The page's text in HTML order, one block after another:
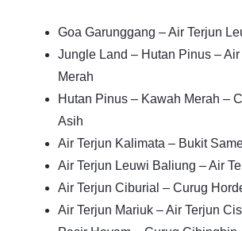
Goa Garunggang – Air Terjun
Jungle Land – Hutan Pinus –
Merah
Hutan Pinus – Kawah Merah –
Asih
Air Terjun Kalimata – Bukit
Air Terjun Leuwi Baliung – Air
Air Terjun Ciburial – Curug
Air Terjun Mariuk – Air Terjun